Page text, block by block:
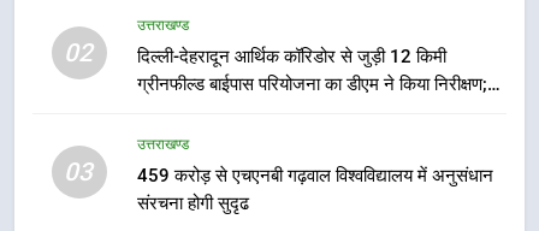
02
उत्तराखण्ड
दिल्ली-देहरादून आर्थिक कॉरिडोर से जुड़ी 12 किमी
ग्रीनफील्ड बाईपास परियोजना का डीएम ने किया निरीक्षण;
सुरक्षा मानकों से कोई समझौता नहींः डीएम
03
उत्तराखण्ड
459 करोड़ से एचएनबी गढ़वाल विश्वविद्यालय में अनुसंधान
संरचना होगी सुदृढ
की हुई समीक्षा
उत्तराखण्ड
अभियुक्त को दून पुलिस ने हरिद्वार से किया
गिरफ्तार
उत्तराखण्ड